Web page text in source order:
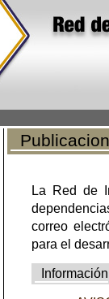
La Red de
correo
para el
Información